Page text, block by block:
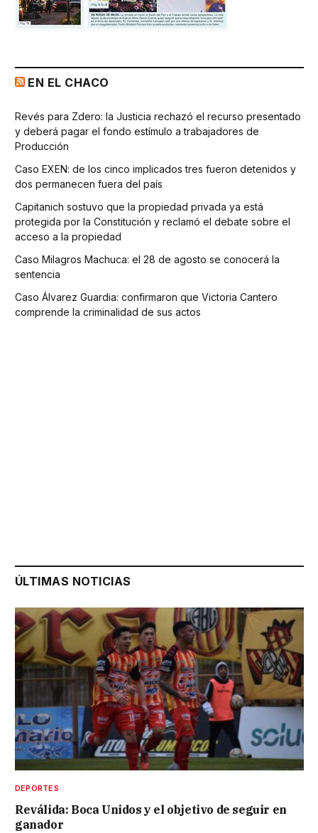
EN EL CHACO
Revés para Zdero: la Justicia rechazó el recurso presentado
y deberá pagar el fondo estímulo a trabajadores de
Producción
Caso EXEN: de los cinco implicados tres fueron detenidos y
dos permanecen fuera del país
Capitanich sostuvo que la propiedad privada ya está
protegida por la Constitución y reclamó el debate sobre el
acceso a la propiedad
Caso Milagros Machuca: el 28 de agosto se conocerá la
sentencia
Caso Álvarez Guardia: confirmaron que Victoria Cantero
comprende la criminalidad de sus actos
ÚLTIMAS NOTICIAS
DEPORTES
Reválida: Boca Unidos y el objetivo de seguir en
ganador